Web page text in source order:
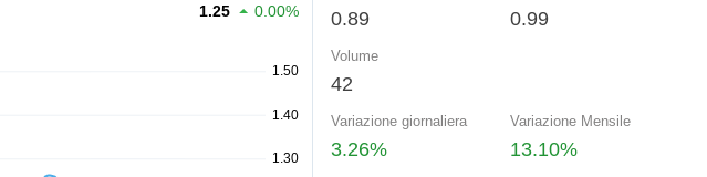
1.25 0.00% 0.89 0.99
Volume
42
Variazione giornaliera
3.26%
Variazione Mensile
13.10%